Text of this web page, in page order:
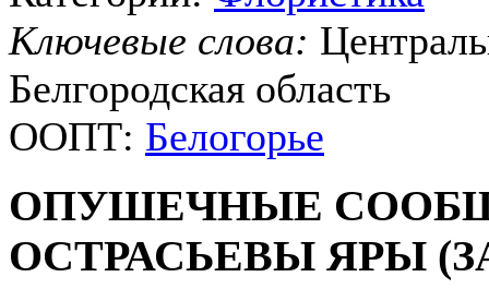
Ключевые слова:
Белгородская область
ООПТ: Белогорье
ОПУШЕЧНЫЕ
ОСТРАСЬЕВЫ ЯРЫ